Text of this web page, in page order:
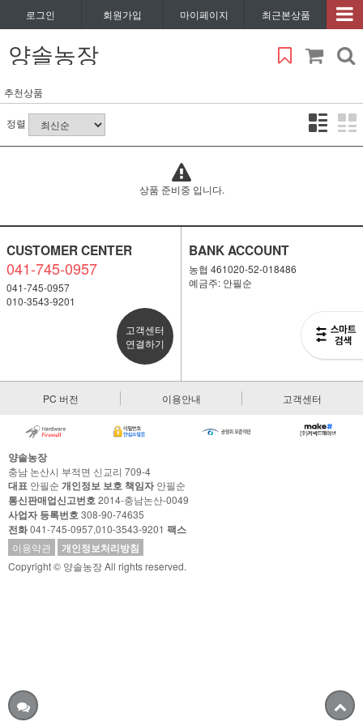
로그인 회원가입 마이페이지 최근본상품
양솔농장
추천상품
정렬
상품 준비중 입니다.
CUSTOMER CENTER
041-745-0957
041-745-0957
010-3543-9201
고객센터
연결하기
BANK ACCOUNT
농협 461020-52-018486
예금주: 안필순
PC 버전 이용안내 고객센터
양솔농장
충남 논산시 부적면 신교리 709-4
대표 안필순 개인정보 보호 책임자안필순
통신판매업신고번호2014-충남논산-0049
사업자 등록번호308-90-74635
전화041-745-0957,010-3543-9201 팩스
이용약관 개인정보처리방침
Copyright © 양솔농장 All rights reserved.